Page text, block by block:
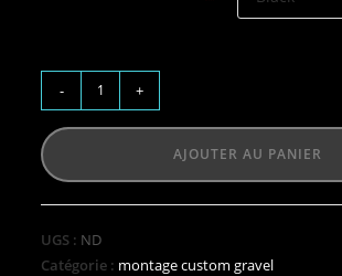
- +
AJOUTER AU PANIER
UGS : ND
Catégorie : montage custom gravel